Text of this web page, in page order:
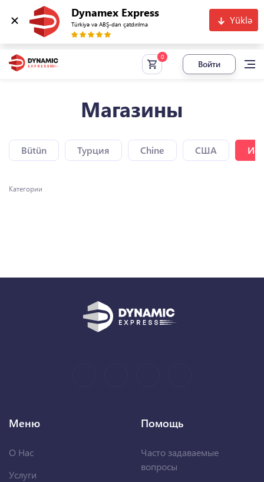
Dynamex Express
Türkiyə və ABŞ-dan çatdırılma Yüklə
Войти
Магазины
Bütün Турция Chine США
Категории
Меню
О Нас
Услуги
Помощь
Часто задаваемые
вопросы